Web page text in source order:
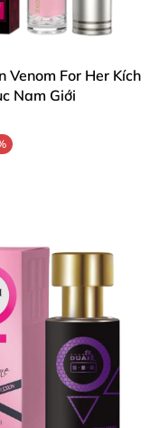
Venom For Her Kích
Nam Giới